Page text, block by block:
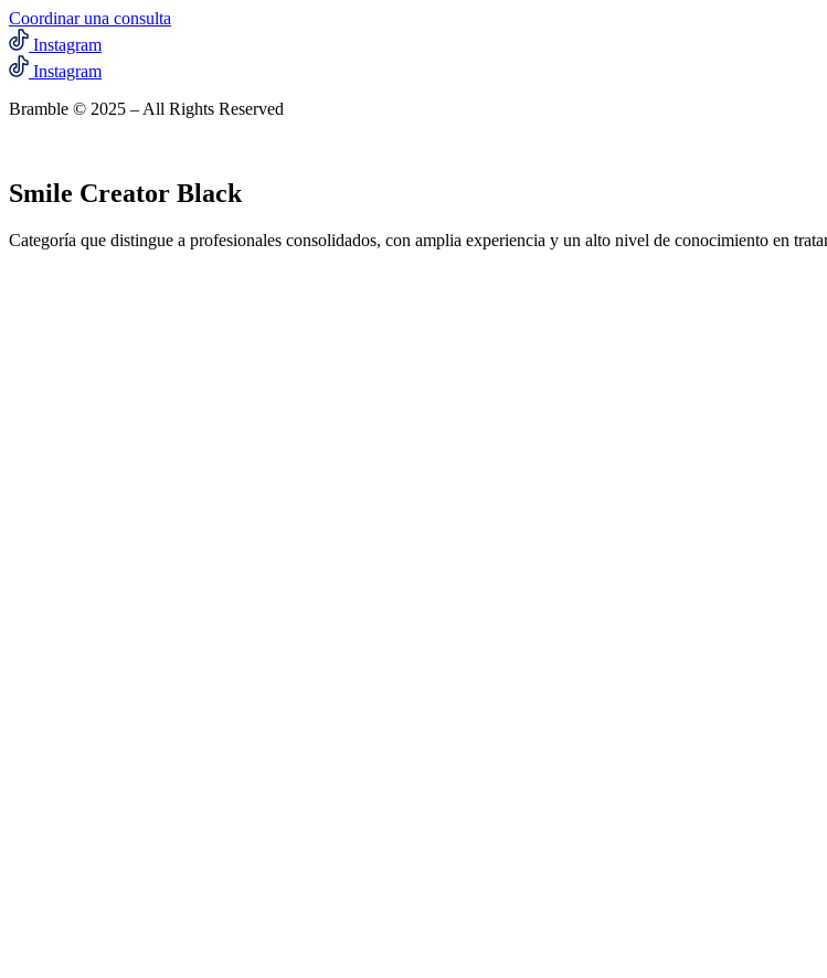
Coordinar una consulta
Instagram
Instagram
Bramble © 2025 – All Rights Reserved
Smile Creator Black
Categoría que distingue a profesionales consolidados, con amplia experiencia y un alto nivel de conocimiento en